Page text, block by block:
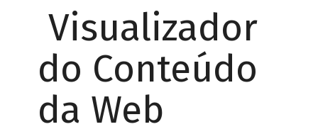
Visualizador
do Conteúdo
da Web